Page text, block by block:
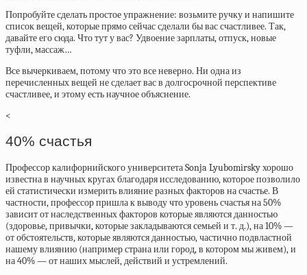
Попробуйте сделать простое упражнение: возьмите ручку и напишите
список вещей, которые прямо сейчас сделали бы вас счастливее. Так,
давайте его сюда. Что тут у вас? Удвоение зарплаты, отпуск, новые
туфли, массаж…
Все вычеркиваем, потому что это все неверно. Ни одна из
перечисленных вещей не сделает вас в долгосрочной перспективе
счастливее, и этому есть научное объяснение.
<
40% счастья
Профессор калифорнийского университета Sonja Lyubomirsky хорошо
известна в научных кругах благодаря исследованию, которое позволило
ей статистически измерить влияние разных факторов на счастье. В
частности, профессор пришла к выводу что уровень счастья на 50%
зависит от наследственных факторов которые являются данностью
(здоровье, привычки, которые закладываются семьей и т. д.), на 10% —
от обстоятельств, которые являются данностью, частично подвластной
нашему влиянию (например страна или город, в котором мы живем), и
на 40% — от наших мыслей, действий и устремлений.